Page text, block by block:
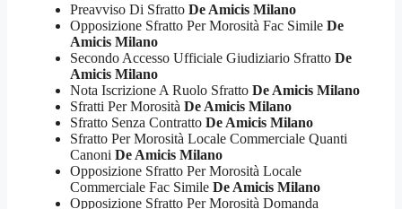
Preavviso Di Sfratto De Amicis Milano
Opposizione Sfratto Per Morosità Fac Simile De
Amicis Milano
Secondo Accesso Ufficiale Giudiziario Sfratto De
Amicis Milano
Nota Iscrizione A Ruolo Sfratto De Amicis Milano
Sfratti Per Morosità De Amicis Milano
Sfratto Senza Contratto De Amicis Milano
Sfratto Per Morosità Locale Commerciale Quanti
Canoni De Amicis Milano
Opposizione Sfratto Per Morosità Locale
Commerciale Fac Simile De Amicis Milano
Opposizione Sfratto Per Morosità Domanda